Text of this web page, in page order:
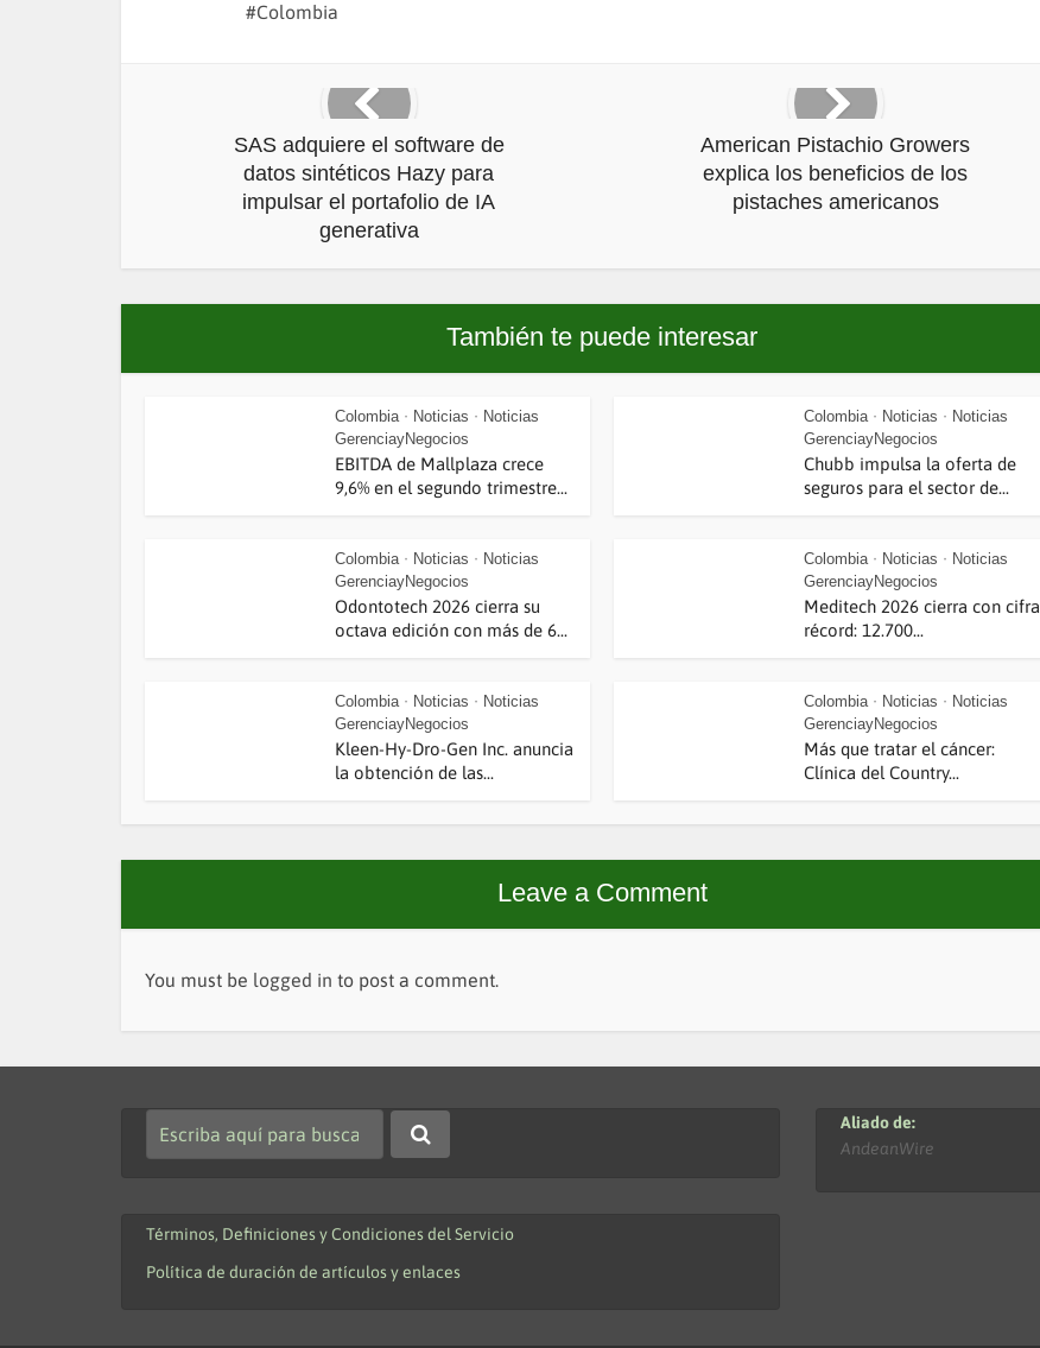
Colombia
SAS adquiere el software de
datos sintéticos Hazy para
impulsar el portafolio de IA
generativa
American Pistachio Growers
explica los beneficios de los
pistaches americanos
También te puede interesar
Colombia • Noticias • Noticias
GerenciayNegocios
EBITDA de Mallplaza crece
9,6% en el segundo trimestre...
Colombia • Noticias • Noticias
GerenciayNegocios
Chubb impulsa la oferta de
seguros para el sector de...
Colombia • Noticias • Noticias
GerenciayNegocios
Odontotech 2026 cierra su
octava edición con más de 6...
Colombia • Noticias • Noticias
GerenciayNegocios
Meditech 2026 cierra con cifra
récord: 12.700...
Colombia • Noticias • Noticias
GerenciayNegocios
Kleen-Hy-Dro-Gen Inc. anuncia
la obtención de las...
Colombia • Noticias • Noticias
GerenciayNegocios
Más que tratar el cáncer:
Clínica del Country...
Leave a Comment
You must be logged in to post a comment.
Términos, Definiciones y Condiciones del Servicio
Política de duración de artículos y enlaces
Aliado de:
AndeanWire